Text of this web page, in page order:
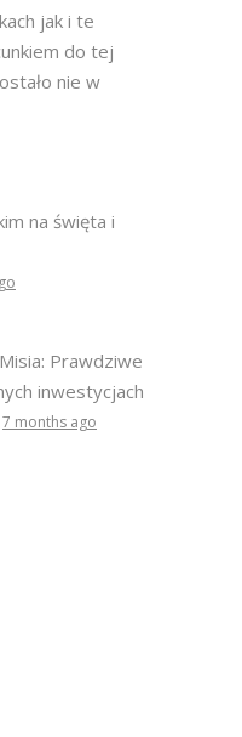
jak i te
do tej
nie w
na święta i
Prawdziwe
inwestycjach
7 months ago